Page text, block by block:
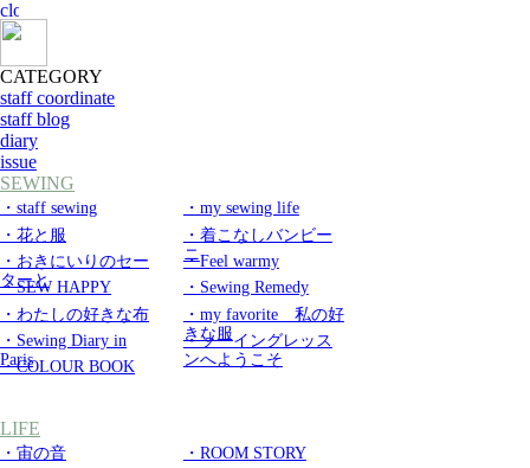
CATEGORY
staff coordinate
staff blog
diary
issue
SEWING
・staff sewing
・my sewing life
・花と服
・着こなしバンビー
ニ
・おきにいりのセー
ターと
・Feel warmy
・SEW HAPPY
・Sewing Remedy
・わたしの好きな布
・my favorite 私の好
きな服
・Sewing Diary in
Paris
・ソーイングレッス
ンへようこそ
・COLOUR BOOK
LIFE
・宙の音
・ROOM STORY